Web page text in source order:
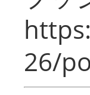
26/